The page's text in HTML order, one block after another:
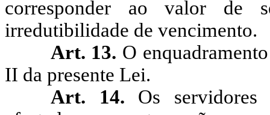
corresponder ao valor de
irredutibilidade de vencimento.
Art. 13. O
II da presente Lei.
Art. 14. Os servidores